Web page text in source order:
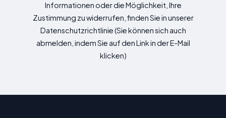
Informationen oder die Möglichkeit, Ihre
Zustimmung zu widerrufen, finden Sie in unserer
Datenschutzrichtlinie (Sie können sich auch
abmelden, indem Sie auf den Link in der E-Mail
klicken)